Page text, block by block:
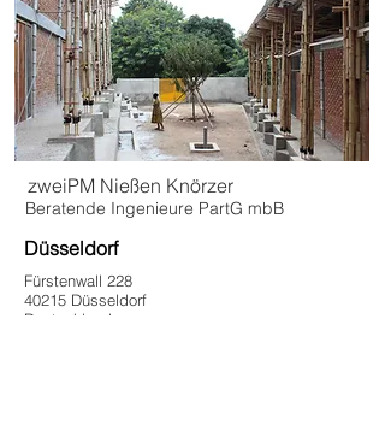
zweiPM Nießen Knörzer
Beratende Ingenieure PartG mbB
Düsseldorf
Fürstenwall 228
40215 Düsseldorf
Deutschland